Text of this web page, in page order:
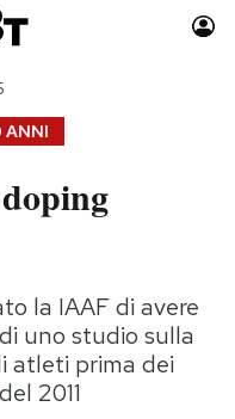
Moda
Storie/Idee
Ok Boomer!
Media
Europa
ANNI
la IAAF di avere
uno studio sulla
atleti prima dei
2011